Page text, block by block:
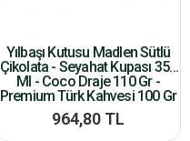
Yılbaşı Kutusu Madlen Sütlü
Çikolata - Seyahat Kupası 350
Ml - Coco Draje 110 Gr -
Premium Türk Kahvesi 100 Gr
964,80 TL